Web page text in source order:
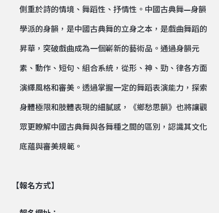
側重於詩的情境、舞蹈性、抒情性。中國古典舞—身韻
學派的身韻，是中國古典舞的立身之本，是戲曲舞蹈的
昇華，突破戲曲成為一個嶄新的藝術品。通過身韻元
素、動作、短句、組合系統，從形、神、勁、律各方面
演繹風格和審美。透過掌握一定的舞蹈表演能力，探索
身體極限和肢體表現的細膩感，《鄉愁思韻》也將讓觀
眾更瞭解中國古典舞與各舞種之間的區別，認識其文化
底蘊與審美規範。
【報名方式】